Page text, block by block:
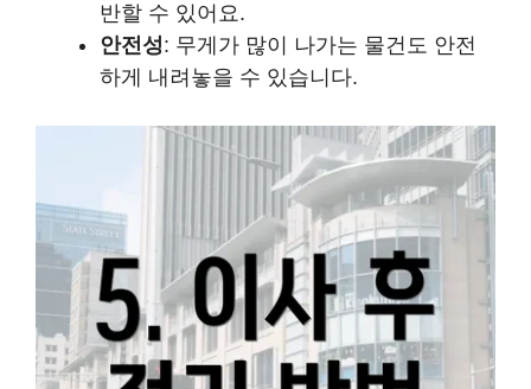
반할 수 있어요.
안전성: 무게가 많이 나가는 물건도 안전
하게 내려놓을 수 있습니다.